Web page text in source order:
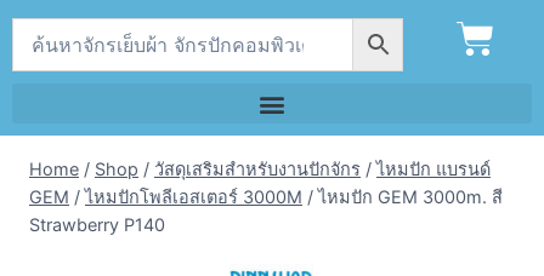
Home / Shop / วัสดุเสริมสำหรับงานปักจักร / ไหมปัก แบรนด์
GEM / ไหมปักโพลีเอสเตอร์ 3000M / ไหมปัก GEM 3000m. สี
Strawberry P140